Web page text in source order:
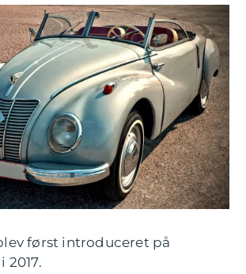
først introduceret på
2017.